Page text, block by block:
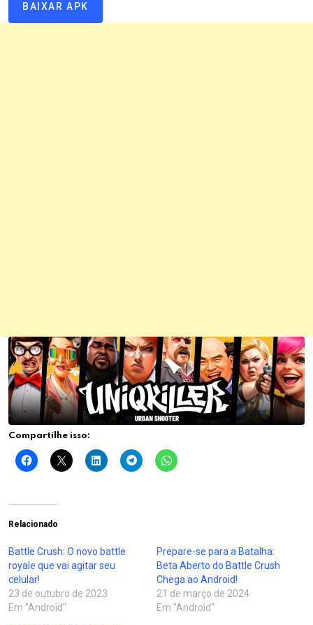
BAIXAR APK
Compartilhe isso:
Relacionado
Battle Crush: O novo battle
royale que vai agitar seu
celular!
23 de outubro de 2023
Em "Android"
Prepare-se para a Batalha:
Beta Aberto do Battle Crush
Chega ao Android!
21 de março de 2024
Em "Android"